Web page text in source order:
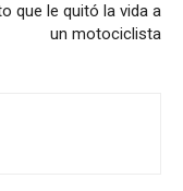
que le quitó la vida a
un motociclista